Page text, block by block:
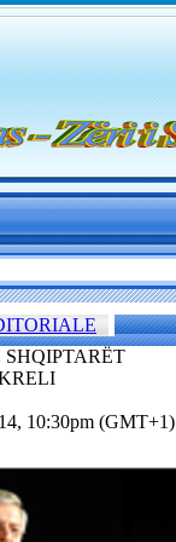
10:30pm (GMT+1)